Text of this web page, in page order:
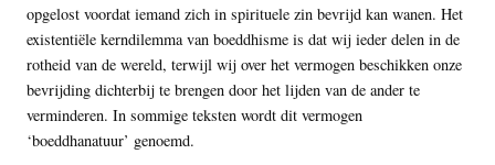
opgelost voordat iemand zich in spirituele zin bevrijd kan wanen. Het
existentiële kerndilemma van boeddhisme is dat wij ieder delen in de
rotheid van de wereld, terwijl wij over het vermogen beschikken onze
bevrijding dichterbij te brengen door het lijden van de ander te
verminderen. In sommige teksten wordt dit vermogen
‘boeddhanatuur’ genoemd.